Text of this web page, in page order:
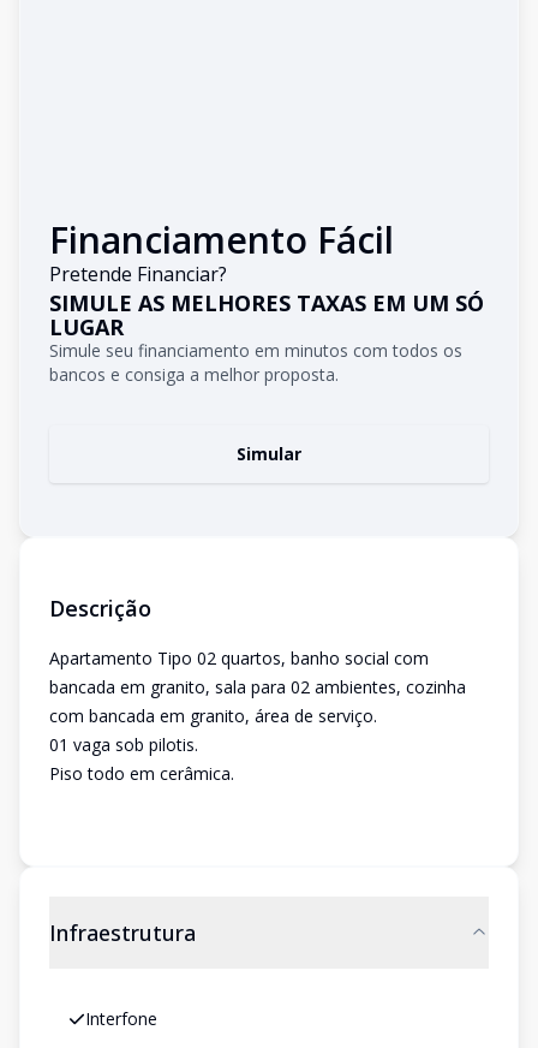
Financiamento Fácil
Pretende Financiar?
SIMULE AS MELHORES TAXAS EM UM SÓ
LUGAR
Simule seu financiamento em minutos com todos os
bancos e consiga a melhor proposta.
Simular
Descrição
Apartamento Tipo 02 quartos, banho social com
bancada em granito, sala para 02 ambientes, cozinha
com bancada em granito, área de serviço.
01 vaga sob pilotis.
Piso todo em cerâmica.
Infraestrutura
Interfone